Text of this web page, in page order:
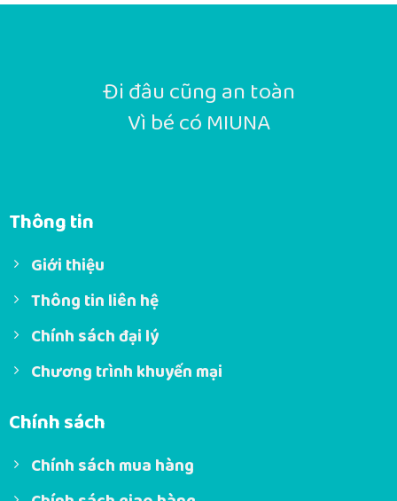
Đi đâu cũng an toàn
Vì bé có MIUNA
Thông tin
Giới thiệu
Thông tin liên hệ
Chính sách đại lý
Chương trình khuyến mại
Chính sách
Chính sách mua hàng